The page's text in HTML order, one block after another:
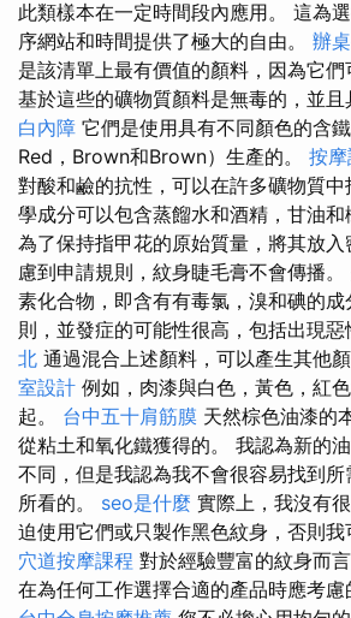
此類樣本在一定時間段內應用。 這為
序網站和時間提供了極大的自由。 辦
是該清單上最有價值的顏料，因為它們
基於這些的礦物質顏料是無毒的，並且
白內障 它們是使用具有不同顏色的含
Red，Brown和Brown）生產的。 按
對酸和鹼的抗性，可以在許多礦物質
學成分可以包含蒸餾水和酒精，甘油和
為了保持指甲花的原始質量，將其放
慮到申請規則，紋身睫毛膏不會傳播
素化合物，即含有有毒氯，溴和碘的成
則，並發症的可能性很高，包括出現惡
北 通過混合上述顏料，可以產生其他顏
室設計 例如，肉漆與白色，黃色，紅
起。 台中五十肩筋膜 天然棕色油漆的
從粘土和氧化鐵獲得的。 我認為新的
不同，但是我認為我不會很容易找到
所看的。 seo是什麼 實際上，我沒有
迫使用它們或只製作黑色紋身，否則我
穴道按摩課程 對於經驗豐富的紋身而
在為任何工作選擇合適的產品時應考慮